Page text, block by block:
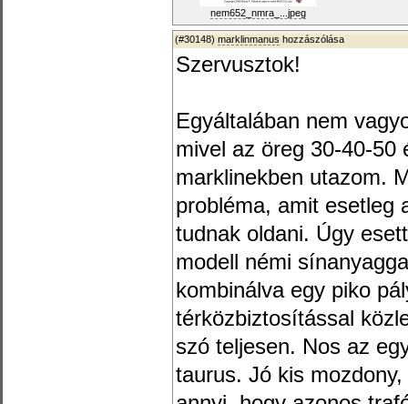
nem652_nmra_...jpeg
(#30148) marklinmanus hozzászólása
Szervusztok!
Egyáltalában nem
mivel az öreg 30-40-50
marklinekben utazom.
probléma, amit esetleg
tudnak oldani. Úgy
modell némi
kombinálva egy piko
térközbiztosítással
szó teljesen. Nos az
taurus. Jó kis